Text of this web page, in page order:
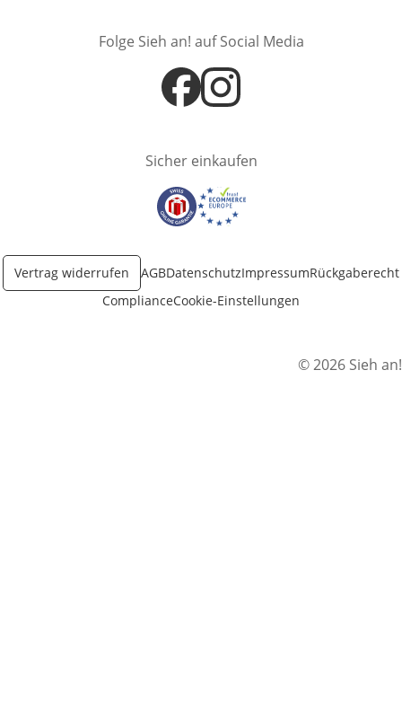
Folge Sieh an! auf Social Media
Öffnet in neuem Fenster
Öffnet in neuem Fenster
Sicher einkaufen
Öffnet in neuem Fenster
Öffnet in neuem Fenster
Vertrag widerrufen AGBDatenschutzImpressumRückgaberecht
ComplianceCookie-Einstellungen
© 2026 Sieh an!